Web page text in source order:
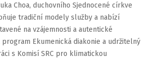
Choa, duchovního Sjednocené církve
tradiční modely služby a nabízí
na vzájemnosti a autentické
Ekumenická diakonie a udržitelný
s Komisí SRC pro klimatickou